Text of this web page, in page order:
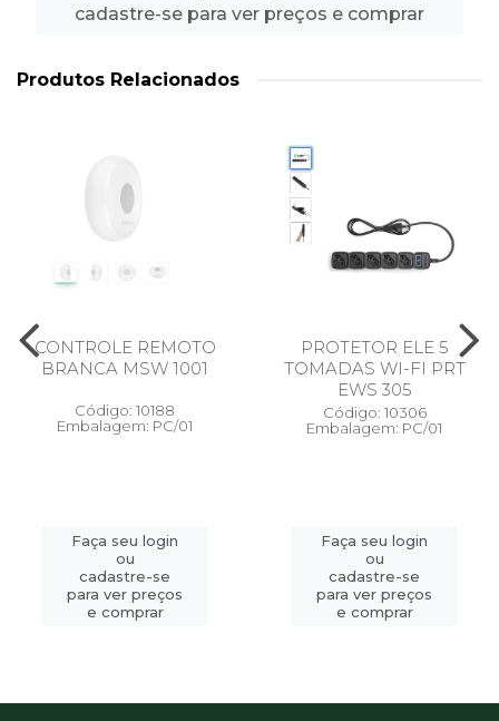
cadastre-se para ver preços e comprar
Produtos Relacionados
CONTROLE REMOTO
BRANCA MSW 1001
Código: 10188
Embalagem: PC/01
Faça seu login
ou
cadastre-se
para ver preços
e comprar
PROTETOR ELE 5
TOMADAS WI-FI PRT
EWS 305
Código: 10306
Embalagem: PC/01
Faça seu login
ou
cadastre-se
para ver preços
e comprar